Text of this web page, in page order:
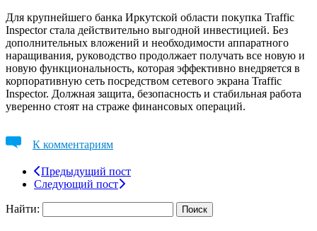
Для крупнейшего банка Иркутской области покупка Traffic
Inspector стала действительно выгодной инвестицией. Без
дополнительных вложений и необходимости аппаратного
наращивания, руководство продолжает получать все новую и
новую функциональность, которая эффективно внедряется в
корпоративную сеть посредством сетевого экрана Traffic
Inspector. Должная защита, безопасность и стабильная работа
уверенно стоят на страже финансовых операций.
К комментариям
Предыдущий пост
Следующий пост
Найти: